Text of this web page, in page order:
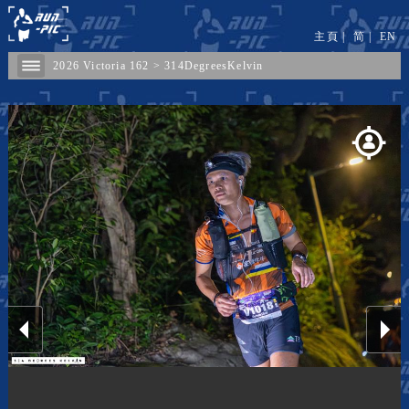
2026 Victoria 162 >314DegreesKelvin
主頁 | 简| EN